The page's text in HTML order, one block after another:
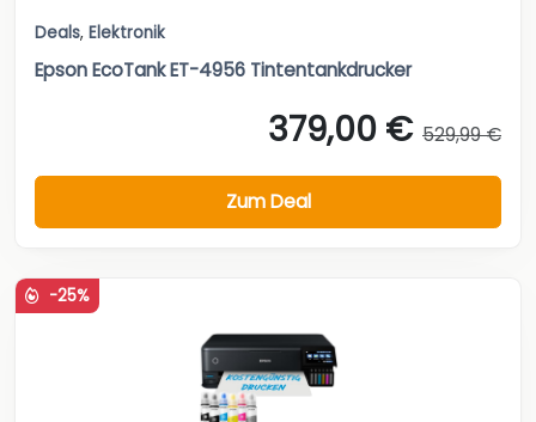
Deals, Elektronik
Epson EcoTank ET-4956 Tintentankdrucker
379,00 € 529,99 €
Zum Deal
-25%